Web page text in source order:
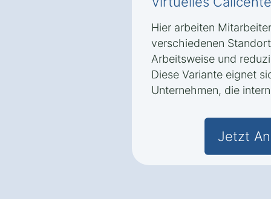
Hier arbeiten
verschiedenen
Arbeitsweise und
Diese Variante eignet
Unternehmen, die
Jetzt